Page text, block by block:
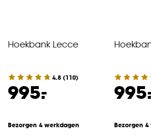
Hoekbank Lecce
4.8 (110)
995.
-
Bezorgen 4 werkdagen Bezorgen